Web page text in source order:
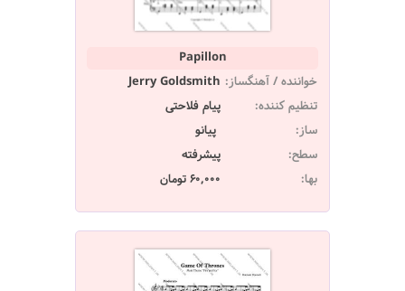
Papillon
خواننده / آهنگساز: Jerry Goldsmith
تنظیم کننده:
پیام فلاحتی
ساز:
پیانو
سطح:
پیشرفته
بها:
60,000 تومان